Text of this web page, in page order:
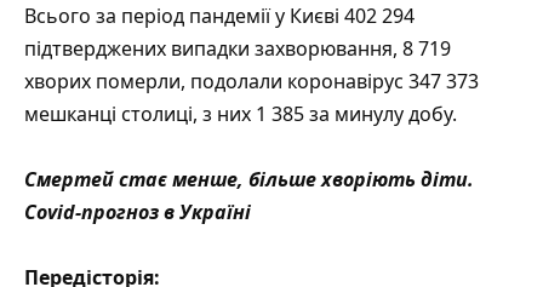
Всього за період пандемії у Києві 402 294
підтверджених випадки захворювання, 8 719
хворих померли, подолали коронавірус 347 373
мешканці столиці, з них 1 385 за минулу добу.
Смертей стає менше, більше хворіють діти.
Covid-прогноз в Україні
Передісторія: